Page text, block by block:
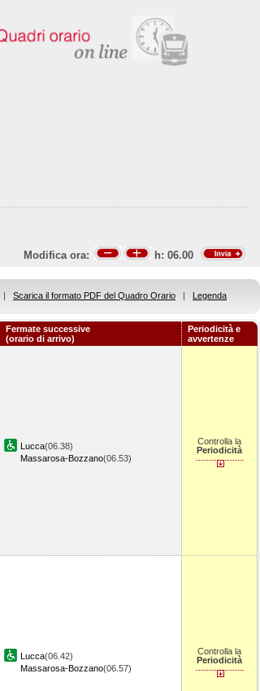
Modifica ora: h: 06.00
| Scarica il formato PDF del Quadro Orario | Legenda
Fermate successive
(orario di arrivo)
Periodicità e
avvertenze
Lucca(06.38)
Massarosa-Bozzano(06.53)
Controlla la
Periodicità
Lucca(06.42)
Massarosa-Bozzano(06.57)
Controlla la
Periodicità